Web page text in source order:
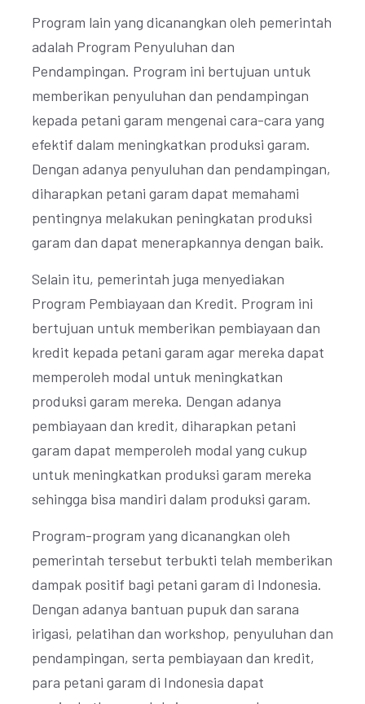
Program lain yang dicanangkan oleh pemerintah
adalah Program Penyuluhan dan
Pendampingan. Program ini bertujuan untuk
memberikan penyuluhan dan pendampingan
kepada petani garam mengenai cara-cara yang
efektif dalam meningkatkan produksi garam.
Dengan adanya penyuluhan dan pendampingan,
diharapkan petani garam dapat memahami
pentingnya melakukan peningkatan produksi
garam dan dapat menerapkannya dengan baik.
Selain itu, pemerintah juga menyediakan
Program Pembiayaan dan Kredit. Program ini
bertujuan untuk memberikan pembiayaan dan
kredit kepada petani garam agar mereka dapat
memperoleh modal untuk meningkatkan
produksi garam mereka. Dengan adanya
pembiayaan dan kredit, diharapkan petani
garam dapat memperoleh modal yang cukup
untuk meningkatkan produksi garam mereka
sehingga bisa mandiri dalam produksi garam.
Program-program yang dicanangkan oleh
pemerintah tersebut terbukti telah memberikan
dampak positif bagi petani garam di Indonesia.
Dengan adanya bantuan pupuk dan sarana
irigasi, pelatihan dan workshop, penyuluhan dan
pendampingan, serta pembiayaan dan kredit,
para petani garam di Indonesia dapat